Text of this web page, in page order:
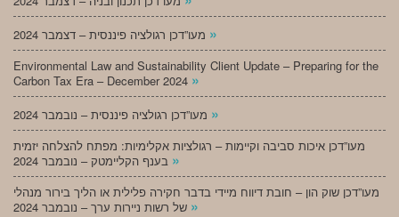
»
Environmental Law and Sustainability Client Update – Preparing for the
Carbon Tax Era – December 2024 »
»
מעו”דכן איכות סביבה וקיימות – רגולציות אקלימיות: מפתח להצלחה יזמית
»
מעו”דכן שוק הון – חובת דיווח מיידי בדבר חקירה פלילית או הליך בירור מנהלי
»